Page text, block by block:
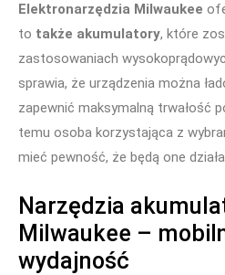
Elektronarzędzia Milwaukee
to także akumulatory, które
zastosowaniach
sprawia, że urządzenia można
zapewnić maksymalną trwałość
temu osoba korzystająca z
mieć pewność, że będą one
Narzędzia
Milwaukee –
wydajność